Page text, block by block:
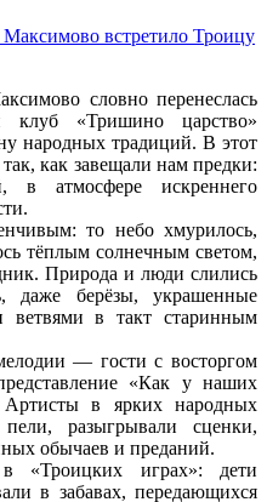
словно перенеслась
клуб «Тришино царство»
народных традиций. В этот
как завещали нам предки:
атмосфере искреннего
то небо хмурилось,
тёплым солнечным светом,
Природа и люди слились
даже берёзы, украшенные
ветвями в такт старинным
— гости с восторгом
«Как у наших
Артисты в ярких народных
разыгрывали сценки,
обычаев и преданий.
«Троицких играх»: дети
в забавах, передающихся